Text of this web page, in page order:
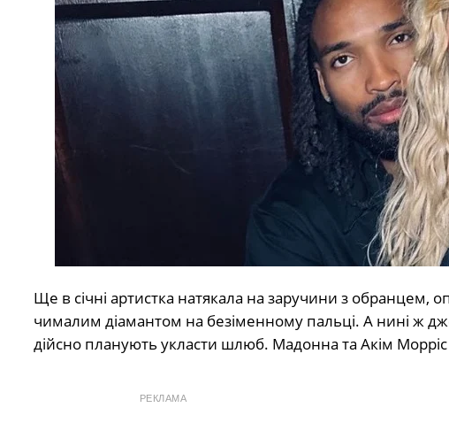
Ще в січні артистка натякала на заручини з обранцем,
чималим діамантом на безіменному пальці. А нині ж
дійсно планують укласти шлюб. Мадонна та Акім Морріс
РЕКЛАМА